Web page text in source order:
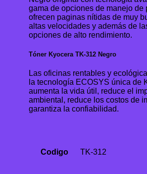
gama de opciones de manejo de
ofrecen paginas nítidas de muy
altas velocidades y además de
opciones de alto rendimiento.
Tóner Kyocera TK-312 Negro
Las oficinas rentables y
la tecnología ECOSYS única de
aumenta la vida útil, reduce el
ambiental, reduce los costos de
garantiza la confiabilidad.
Codigo TK-312